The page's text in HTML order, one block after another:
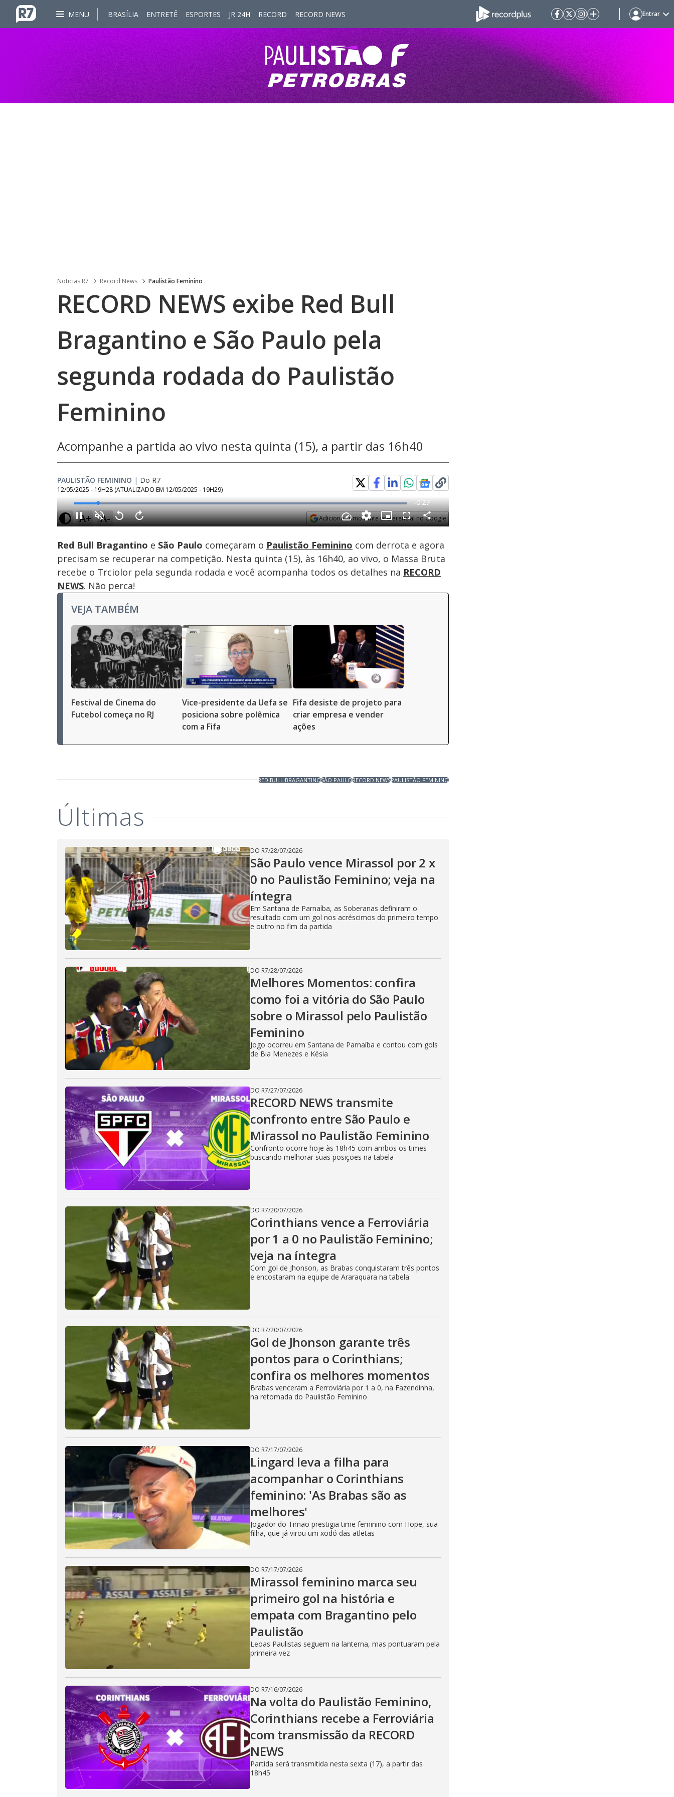
MENU BRASÍLIA ENTRETÊ ESPORTES JR 24H RECORD RECORD NEWS Entrar
Noticias R7 Record News Paulistão Feminino
RECORD NEWS exibe Red Bull
Bragantino e São Paulo pela
segunda rodada do Paulistão
Feminino
Acompanhe a partida ao vivo nesta quinta (15), a partir das 16h40
PAULISTÃO FEMININO | Do R7
12/05/2025 - 19H28 (ATUALIZADO EM 12/05/2025 - 19H29)
A+ A- Adicione como fonte preferencial no Google
Ativar
Som
Loaded:
100.00%
Velocidade
Red Bull Bragantino e São Paulo começaram o Paulistão Feminino com derrota e agora
precisam se recuperar na competição. Nesta quinta (15), às 16h40, ao vivo, o Massa Bruta
recebe o Trciolor pela segunda rodada e você acompanha todos os detalhes na RECORD
NEWS. Não perca!
VEJA TAMBÉM
Festival de Cinema do
Futebol começa no RJ
Vice-presidente da Uefa se
posiciona sobre polêmica
com a Fifa
Fifa desiste de projeto para
criar empresa e vender
ações
RED BULL BRAGANTINOSÃO PAULORECORD NEWSPAULISTÃO FEMININO
Últimas
DO R7/28/07/2026
São Paulo vence Mirassol por 2 x
0 no Paulistão Feminino; veja na
íntegra
Em Santana de Parnaíba, as Soberanas definiram o
resultado com um gol nos acréscimos do primeiro tempo
e outro no fim da partida
DO R7/28/07/2026
Melhores Momentos: confira
como foi a vitória do São Paulo
sobre o Mirassol pelo Paulistão
Feminino
Jogo ocorreu em Santana de Parnaíba e contou com gols
de Bia Menezes e Késia
DO R7/27/07/2026
RECORD NEWS transmite
confronto entre São Paulo e
Mirassol no Paulistão Feminino
Confronto ocorre hoje às 18h45 com ambos os times
buscando melhorar suas posições na tabela
DO R7/20/07/2026
Corinthians vence a Ferroviária
por 1 a 0 no Paulistão Feminino;
veja na íntegra
Com gol de Jhonson, as Brabas conquistaram três pontos
e encostaram na equipe de Araraquara na tabela
DO R7/20/07/2026
Gol de Jhonson garante três
pontos para o Corinthians;
confira os melhores momentos
Brabas venceram a Ferroviária por 1 a 0, na Fazendinha,
na retomada do Paulistão Feminino
DO R7/17/07/2026
Lingard leva a filha para
acompanhar o Corinthians
feminino: 'As Brabas são as
melhores'
Jogador do Timão prestigia time feminino com Hope, sua
filha, que já virou um xodó das atletas
DO R7/17/07/2026
Mirassol feminino marca seu
primeiro gol na história e
empata com Bragantino pelo
Paulistão
Leoas Paulistas seguem na lanterna, mas pontuaram pela
primeira vez
DO R7/16/07/2026
Na volta do Paulistão Feminino,
Corinthians recebe a Ferroviária
com transmissão da RECORD
NEWS
Partida será transmitida nesta sexta (17), a partir das
18h45